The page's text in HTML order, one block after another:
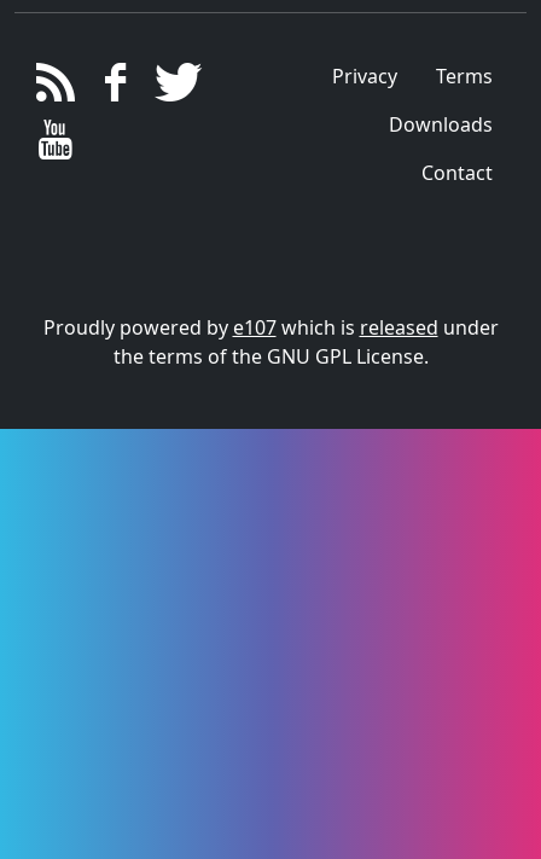
Privacy
Terms
Downloads
Contact
Proudly powered by e107which is released under
the terms of the GNU GPL License.